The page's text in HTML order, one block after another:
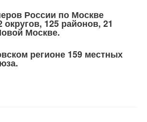
России по Москве
округов, 125 районов, 21
Москве.
регионе 159 местных